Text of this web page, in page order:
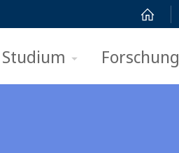
Studium Forschung